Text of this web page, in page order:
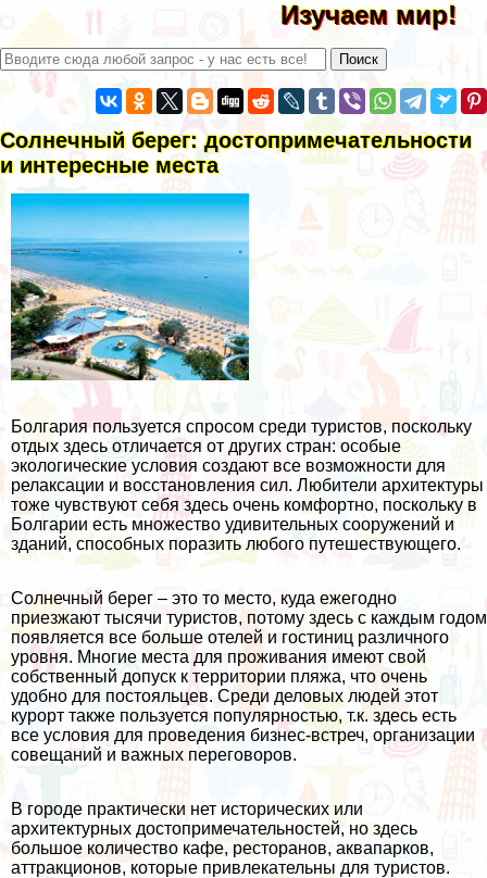
Изучаем мир!
Солнечный берег: достопримечательности
и интересные места
Болгария пользуется спросом среди туристов, поскольку
отдых здесь отличается от других стран: особые
экологические условия создают все возможности для
релаксации и восстановления сил. Любители архитектуры
тоже чувствуют себя здесь очень комфортно, поскольку в
Болгарии есть множество удивительных сооружений и
зданий, способных поразить любого путешествующего.
Солнечный берег – это то место, куда ежегодно
приезжают тысячи туристов, потому здесь с каждым годом
появляется все больше отелей и гостиниц различного
уровня. Многие места для проживания имеют свой
собственный допуск к территории пляжа, что очень
удобно для постояльцев. Среди деловых людей этот
курорт также пользуется популярностью, т.к. здесь есть
все условия для проведения бизнес-встреч, организации
совещаний и важных переговоров.
В городе практически нет исторических или
архитектурных достопримечательностей, но здесь
большое количество кафе, ресторанов, аквапарков,
аттракционов, которые привлекательны для туристов.